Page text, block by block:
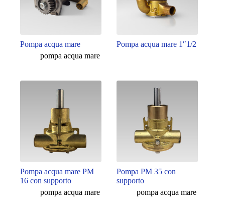
Pompa acqua mare
pompa acqua mare
Pompa acqua mare 1″1/2
Pompa acqua mare PM
16 con supporto
pompa acqua mare
Pompa PM 35 con
supporto
pompa acqua mare